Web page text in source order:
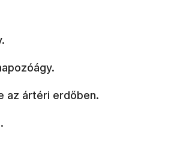
az ártéri erdőben.